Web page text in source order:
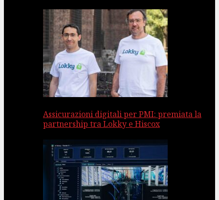
Assicurazioni digitali per PMI: premiata la
partnership tra Lokky e Hiscox